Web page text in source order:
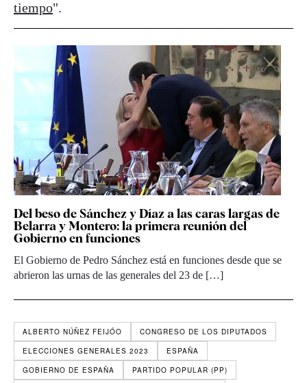
tiempo".
Del beso de Sánchez y Díaz a las caras largas de
Belarra y Montero: la primera reunión del
Gobierno en funciones
El Gobierno de Pedro Sánchez está en funciones desde que se
abrieron las urnas de las generales del 23 de […]
ALBERTO NÚÑEZ FEIJÓO
CONGRESO DE LOS DIPUTADOS
ELECCIONES GENERALES 2023
ESPAÑA
GOBIERNO DE ESPAÑA
PARTIDO POPULAR (PP)